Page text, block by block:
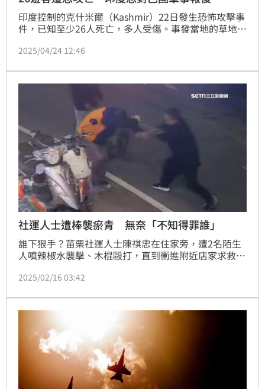
印度控制的克什米爾（Kashmir）22日發生恐怖攻擊事
件，已知至少26人死亡，多人受傷。事發當地的草地上
導，這是印度20年來最嚴重的襲擊平民事件。雖然目前
將矛頭對準巴基斯坦，宣布與巴國外交關係降級，並制
定一系列報復性措施。同時，印度表示不排除軍事報
2025/04/24 12:46
社運人士遭棒襲瘀青 無奈「不知得罪誰」
誰下狠手？苗栗社運人士陳祺忠在住家旁，遭2名陌生
人噴辣椒水襲擊、木棍毆打，直到衝進附近店家求救，
來協助過的自救會太多，到底得罪誰，實在猜不到。警
動機，說詞避重就輕。
2025/02/16 03:42